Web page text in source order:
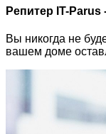
Репитер IT-Parus
Вы никогда не
вашем доме